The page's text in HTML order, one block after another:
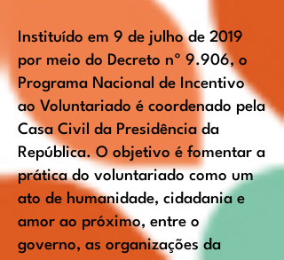
Instituído em 9 de julho de 2019
por meio do Decreto nº 9.906, o
Programa Nacional de Incentivo
ao Voluntariado é coordenado pela
Casa Civil da Presidência da
República. O objetivo é fomentar a
prática do voluntariado como um
ato de humanidade, cidadania e
amor ao próximo, entre o
governo, as organizações da